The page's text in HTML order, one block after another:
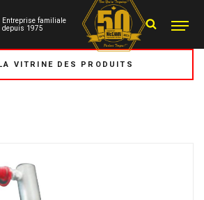
Entreprise familiale
depuis 1975
VITRINE DES PRODUITS